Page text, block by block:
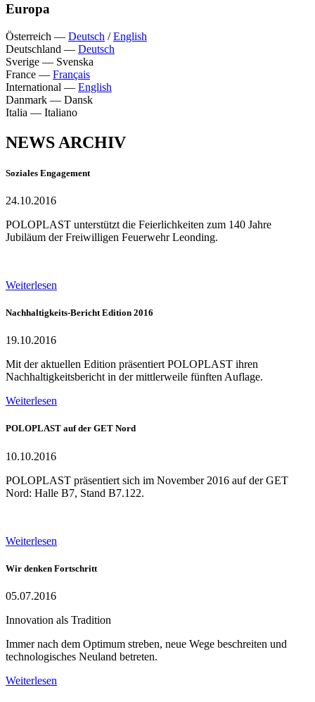
Europa
Österreich — Deutsch /English
Deutschland — Deutsch
Sverige — Svenska
France — Français
International — English
Danmark — Dansk
Italia — Italiano
NEWS ARCHIV
Soziales Engagement
24.10.2016
POLOPLAST unterstützt die Feierlichkeiten zum 140 Jahre
Jubiläum der Freiwilligen Feuerwehr Leonding.
Weiterlesen
Nachhaltigkeits-Bericht Edition 2016
19.10.2016
Mit der aktuellen Edition präsentiert POLOPLAST ihren
Nachhaltigkeitsbericht in der mittlerweile fünften Auflage.
Weiterlesen
POLOPLAST auf der GET Nord
10.10.2016
POLOPLAST präsentiert sich im November 2016 auf der GET
Nord: Halle B7, Stand B7.122.
Weiterlesen
Wir denken Fortschritt
05.07.2016
Innovation als Tradition
Immer nach dem Optimum streben, neue Wege beschreiten und
technologisches Neuland betreten.
Weiterlesen